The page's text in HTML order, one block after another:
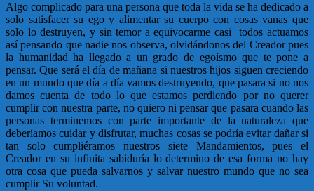
Algo complicado para una persona que toda la vida se ha dedicado a
solo satisfacer su ego y alimentar su cuerpo con cosas vanas que
solo lo destruyen, y sin temor a equivocarme casi todos actuamos
así pensando que nadie nos observa, olvidándonos del Creador pues
la humanidad ha llegado a un grado de egoísmo que te pone a
pensar. Que será el día de mañana si nuestros hijos siguen creciendo
en un mundo que día a día vamos destruyendo, que pasara si no nos
damos cuenta de todo lo que estamos perdiendo por no querer
cumplir con nuestra parte, no quiero ni pensar que pasara cuando las
personas terminemos con parte importante de la naturaleza que
deberíamos cuidar y disfrutar, muchas cosas se podría evitar dañar si
tan solo cumpliéramos nuestros siete Mandamientos, pues el
Creador en su infinita sabiduría lo determino de esa forma no hay
otra cosa que pueda salvarnos y salvar nuestro mundo que no sea
cumplir Su voluntad.